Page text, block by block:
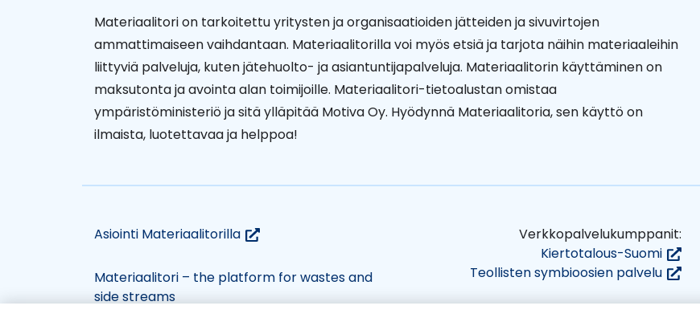
Materiaalitori on tarkoitettu yritysten ja organisaatioiden jätteiden ja sivuvirtojen
ammattimaiseen vaihdantaan. Materiaalitorilla voi myös etsiä ja tarjota näihin materiaaleihin
liittyviä palveluja, kuten jätehuolto- ja asiantuntijapalveluja. Materiaalitorin käyttäminen on
maksutonta ja avointa alan toimijoille. Materiaalitori-tietoalustan omistaa
ympäristöministeriö ja sitä ylläpitää Motiva Oy. Hyödynnä Materiaalitoria, sen käyttö on
ilmaista, luotettavaa ja helppoa!
Asiointi Materiaalitorilla(siirryt
palveluun)
Materiaalitori – the platform for wastes and
side streams
Verkkopalvelukumppanit:
Kiertotalous-Suomi(siirryt
toiseen
Teollisten symbioosien palvelu(siirryt